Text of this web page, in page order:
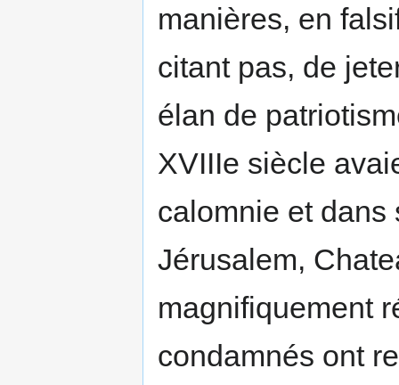
manières, en
citant pas, de
élan de
XVIIIe siècle
calomnie et dans
Jérusalem,
magnifiquement
condamnés ont